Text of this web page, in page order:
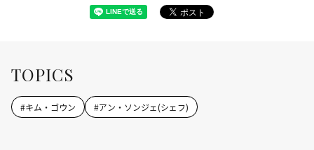
TOPICS
#キム・ゴウン #アン・ソンジェ(シェフ)